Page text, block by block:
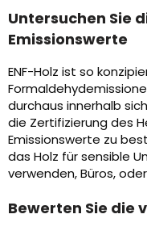
Untersuchen Sie
Emissionswerte
ENF-Holz ist so
durchaus innerhalb
die Zertifizierung des
Emissionswerte zu
das Holz für sensible
verwenden, Büros,
Bewerten Sie die